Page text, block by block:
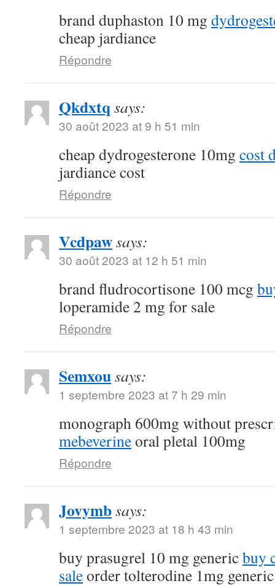
brand duphaston 10 mg
cheap jardiance
Répondre
Qkdxtq says:
30 août 2023 at 9 h 51 min
cheap dydrogesterone 10mg cost
jardiance cost
Répondre
Vcdpawsays:
30 août 2023 at 12 h 51 min
brand fludrocortisone 100 mcg
loperamide 2 mg for sale
Répondre
Semxousays:
1 septembre 2023 at 7 h 29 min
monograph 600mg without
mebeverineoral pletal 100mg
Répondre
Jovymbsays:
1 septembre 2023 at 18 h 43 min
buy prasugrel 10 mg genericbuy
saleorder tolterodine 1mg generic